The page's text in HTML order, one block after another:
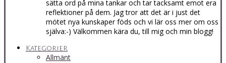
sätta ord på mina tankar och tar tacksamt emot era
reflektioner på dem. Jag tror att det är i just det
mötet nya kunskaper föds och vi lär oss mer om oss
själva:-) Välkommen kära du, till mig och min blogg!
Kategorier
Allmänt